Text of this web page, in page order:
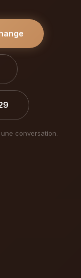
conversation.